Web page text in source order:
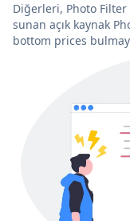
Diğerleri, Photo
sunan açık kaynak
bottom prices